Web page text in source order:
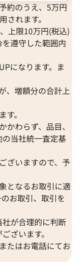
2023年7月11日
約のうえ、5万円
されます。
上限10万円(税込)
遵守した範囲内
になります。ま
、増額分の合計上
。
わらず、品目、
当社統一査定基
ざいますので、予
となるお取引に適
お取引、取引を
が合理的に判断
ざいます。
たはお電話にてお